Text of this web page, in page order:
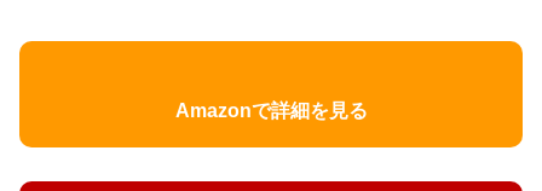
Amazonで詳細を見る